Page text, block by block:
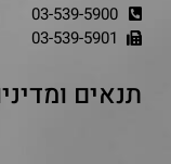
03-539-5900
03-539-5901
תנאים